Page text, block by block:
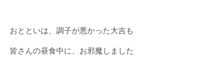
おとといは、調子が悪かった大吉も
皆さんの昼食中に、お邪魔しました